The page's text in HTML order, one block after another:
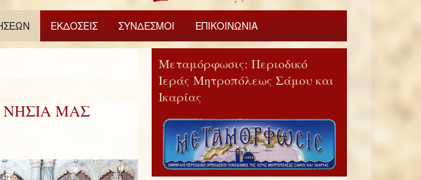
ΕΚΔΟΣΕΙΣ ΣΥΝΔΕΣΜΟΙ ΕΠΙΚΟΙΝΩΝΙΑ
ΝΗΣΙΑ ΜΑΣ
Μεταμόρφωσις: Περιοδικό
Ιεράς Μητροπόλεως Σάμου και
Ικαρίας